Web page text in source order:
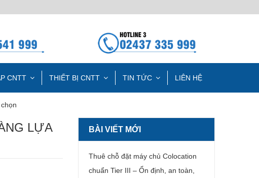
CNTT THIẾT BỊ CNTT TIN TỨC LIÊN HỆ
LỰA
BÀI VIẾT MỚI
Thuê chỗ đặt máy chủ Colocation
chuẩn Tier III – Ổn định, an toàn,